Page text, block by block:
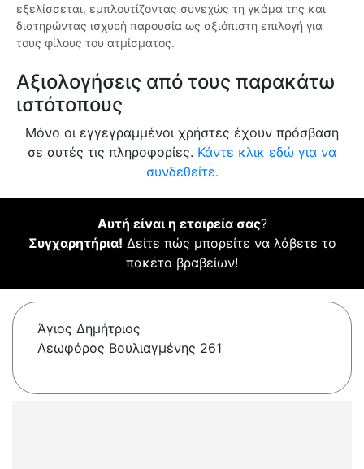
εξελίσσεται, εμπλουτίζοντας συνεχώς τη γκάμα της και
διατηρώντας ισχυρή παρουσία ως αξιόπιστη επιλογή για
τους φίλους του ατμίσματος.
Αξιολογήσεις από τους παρακάτω
ιστότοπους
Μόνο οι εγγεγραμμένοι χρήστες έχουν πρόσβαση
σε αυτές τις πληροφορίες. Κάντε κλικ εδώ για να
συνδεθείτε.
Αυτή είναι η εταιρεία σας?
Συγχαρητήρια! Δείτε πώς μπορείτε να λάβετε το
πακέτο βραβείων!
Άγιος Δημήτριος
Λεωφόρος Βουλιαγμένης 261